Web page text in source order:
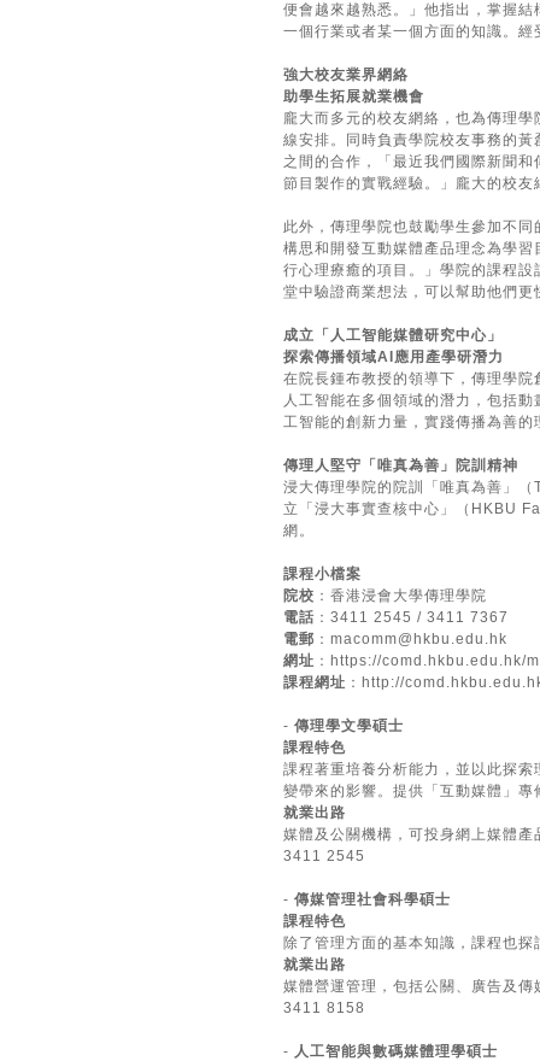
便會越來越熟悉。」他指出，掌握
一個行業或者某一個方面的知識。
強大校友業界網絡
助學生拓展就業機會
龐大而多元的校友網絡，也為傳理
線安排。同時負責學院校友事務的
之間的合作，「最近我們國際新聞
節目製作的實戰經驗。」龐大的校
此外，傳理學院也鼓勵學生參加不
構思和開發互動媒體產品理念為學
行心理療癒的項目。」學院的課程
堂中驗證商業想法，可以幫助他們
成立「人工智能媒體研究中心」
探索傳播領域AI應用產學研潛力
在院長鍾布教授的領導下，傳理學
人工智能在多個領域的潛力，包括
工智能的創新力量，實踐傳播為善的
傳理人堅守「唯真為善」院訓精神
浸大傳理學院的院訓「唯真為善」
立「浸大事實查核中心」（HKBU
網。
課程小檔案
院校 ：香港浸會大學傳理學院
電話 ：3411 2545 / 3411 7367
電郵 ： macomm@hkbu.edu.hk
網址 ： https://comd.hkbu.edu.hk/
課程網址 ： http://
- 傳理學文學碩士
課程特色
課程著重培養分析能力，並以此探
變帶來的影響。提供「互動媒體」專
就業出路
媒體及公關機構，可投身網上媒體
3411 2545
- 傳媒管理社會科學碩士
課程特色
除了管理方面的基本知識，課程也
就業出路
媒體營運管理，包括公關、廣告及
3411 8158
- 人工智能與數碼媒體理學碩士